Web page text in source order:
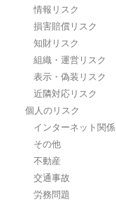
情報リスク
損害賠償リスク
知財リスク
組織・運営リスク
表示・偽装リスク
近隣対応リスク
個人のリスク
インターネット関係
その他
不動産
交通事故
労務問題